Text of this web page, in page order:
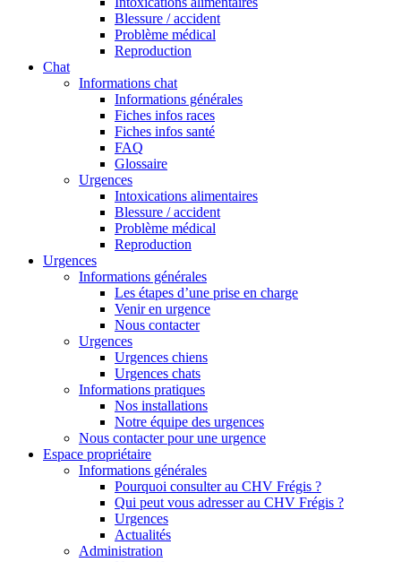
Blessure / accident
Problème médical
Reproduction
Chat
Informations chat
Informations générales
Fiches infos races
Fiches infos santé
FAQ
Glossaire
Urgences
Intoxications alimentaires
Blessure / accident
Problème médical
Reproduction
Urgences
Informations générales
Les étapes d’une prise en charge
Venir en urgence
Nous contacter
Urgences
Urgences chiens
Urgences chats
Informations pratiques
Nos installations
Notre équipe des urgences
Nous contacter pour une urgence
Espace propriétaire
Informations générales
Pourquoi consulter au CHV Frégis ?
Qui peut vous adresser au CHV Frégis ?
Urgences
Actualités
Administration